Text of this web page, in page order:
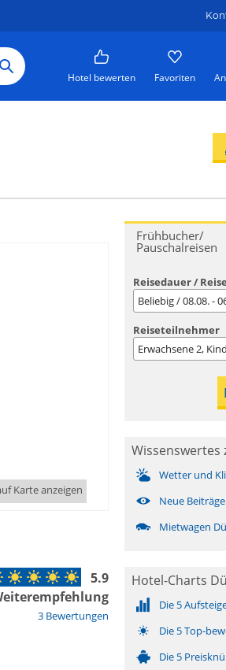
Hotel bewerten Favoriten
Karte anzeigen
3 Bewertungen
5.9
Frühbucher/
Pauschalreisen
Reisedauer /
Beliebig / 08.08. -
Reiseteilnehmer
Erwachsene2,
Wetter und
Neue
Mietwagen
Hotel-Charts
Die 5
Die 5 Top-
Die 5